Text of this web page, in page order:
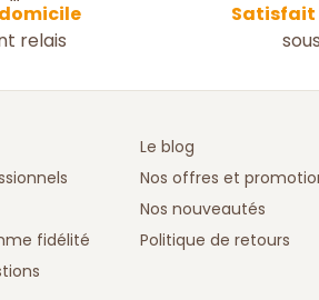
domicile
relais
Satisfait
Le blog
Nos offres et
Nos nouveautés
fidélité
Politique de retours